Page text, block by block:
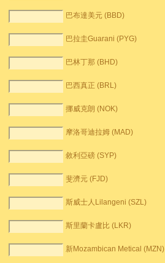
巴布達美元 (BBD)
巴拉圭Guarani (PYG)
巴林丁那 (BHD)
巴西真正 (BRL)
挪威克朗 (NOK)
摩洛哥迪拉姆 (MAD)
敘利亞磅 (SYP)
斐濟元 (FJD)
斯威士人Lilangeni (SZL)
斯里蘭卡盧比 (LKR)
新Mozambican Metical (MZN)